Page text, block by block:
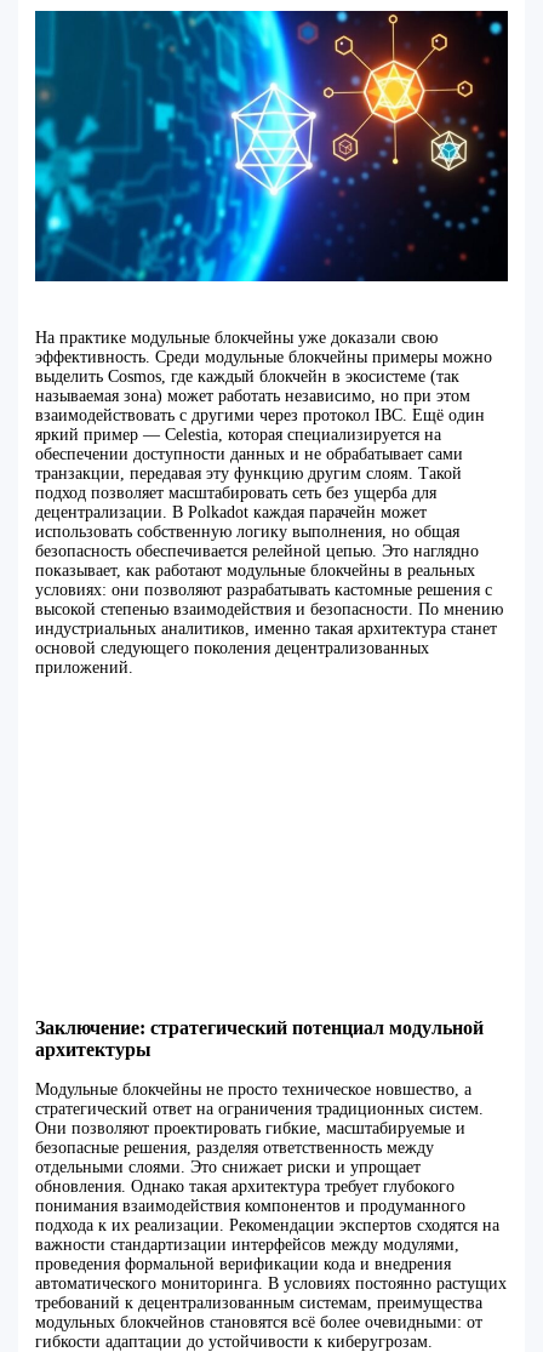
На практике модульные блокчейны уже доказали свою
эффективность. Среди модульные блокчейны примеры можно
выделить Cosmos, где каждый блокчейн в экосистеме (так
называемая зона) может работать независимо, но при этом
взаимодействовать с другими через протокол IBC. Ещё один
яркий пример — Celestia, которая специализируется на
обеспечении доступности данных и не обрабатывает сами
транзакции, передавая эту функцию другим слоям. Такой
подход позволяет масштабировать сеть без ущерба для
децентрализации. В Polkadot каждая парачейн может
использовать собственную логику выполнения, но общая
безопасность обеспечивается релейной цепью. Это наглядно
показывает, как работают модульные блокчейны в реальных
условиях: они позволяют разрабатывать кастомные решения с
высокой степенью взаимодействия и безопасности. По мнению
индустриальных аналитиков, именно такая архитектура станет
основой следующего поколения децентрализованных
приложений.
Заключение: стратегический потенциал модульной
архитектуры
Модульные блокчейны не просто техническое новшество, а
стратегический ответ на ограничения традиционных систем.
Они позволяют проектировать гибкие, масштабируемые и
безопасные решения, разделяя ответственность между
отдельными слоями. Это снижает риски и упрощает
обновления. Однако такая архитектура требует глубокого
понимания взаимодействия компонентов и продуманного
подхода к их реализации. Рекомендации экспертов сходятся на
важности стандартизации интерфейсов между модулями,
проведения формальной верификации кода и внедрения
автоматического мониторинга. В условиях постоянно растущих
требований к децентрализованным системам, преимущества
модульных блокчейнов становятся всё более очевидными: от
гибкости адаптации до устойчивости к киберугрозам.